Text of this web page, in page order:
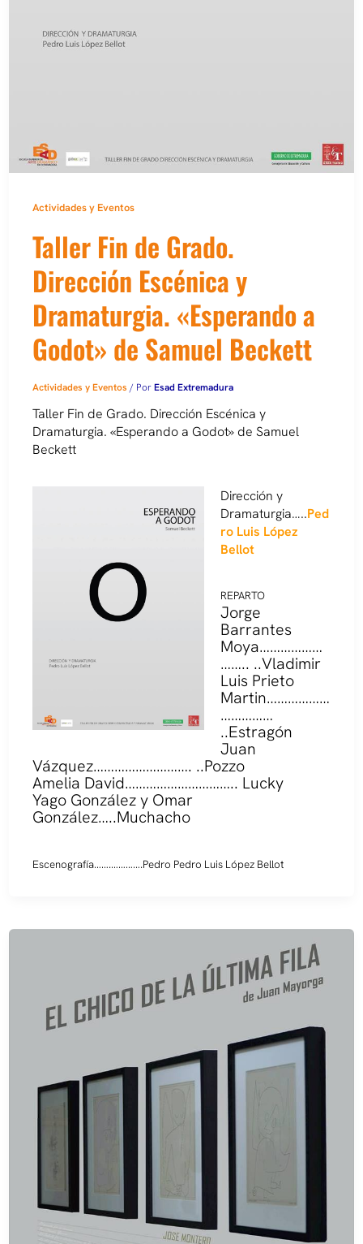
Actividades y Eventos
Taller Fin de Grado.
Dirección Escénica y
Dramaturgia. «Esperando a
Godot» de Samuel Beckett
Actividades y Eventos / PorEsad Extremadura
Taller Fin de Grado. Dirección Escénica y
Dramaturgia.«Esperando a Godot» de Samuel
Beckett
Dirección y
Dramaturgia…..Ped
ro Luis López
Bellot
REPARTO
Jorge
Barrantes
Moya………………
…….. ..Vladimir
Luis Prieto
Martin………………
……………
..Estragón
Juan
Vázquez………………………. ..Pozzo
Amelia David………………………….. Lucky
Yago González y Omar
González…..Muchacho
Escenografía…….………….Pedro Pedro Luis López Bellot